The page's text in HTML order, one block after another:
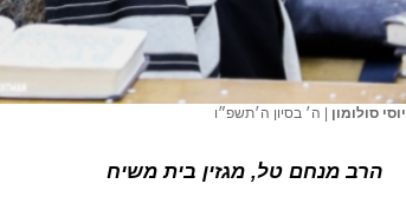
יוסי סולומון | ה׳ בסיון ה׳תשפ״ו
הרב מנחם טל, מגזין בית משיח